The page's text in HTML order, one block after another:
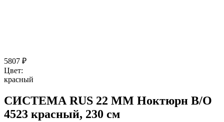
5807 ₽
Цвет:
красный
СИСТЕМА RUS 22 ММ Ноктюрн B/O
4523 красный, 230 см